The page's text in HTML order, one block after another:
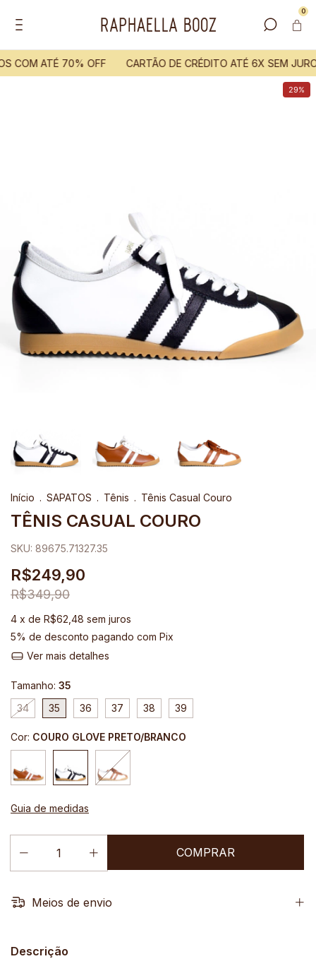
0
COM ATÉ 70% OFF CARTÃO DE CRÉDITO ATÉ 6X SEM
29%
Início . SAPATOS . Tênis . Tênis Casual Couro
TÊNIS CASUAL COURO
SKU: 89675.71327.35
R$249,90
R$349,90
4 x de R$62,48 sem juros
5% de desconto pagando com Pix
Ver mais detalhes
Tamanho: 35
34
35 36 37 38 39
Cor: COURO GLOVE PRETO/BRANCO
Guia de medidas
Meios de envio
Descrição